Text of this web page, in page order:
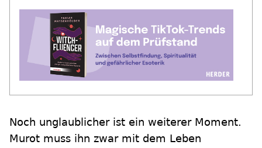
Noch unglaublicher ist ein weiterer Moment.
Murot muss ihn zwar mit dem Leben